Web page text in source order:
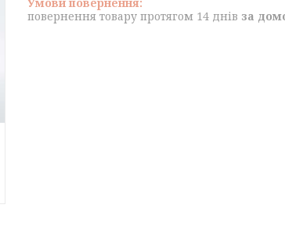
повернення товару протягом 14 днів за